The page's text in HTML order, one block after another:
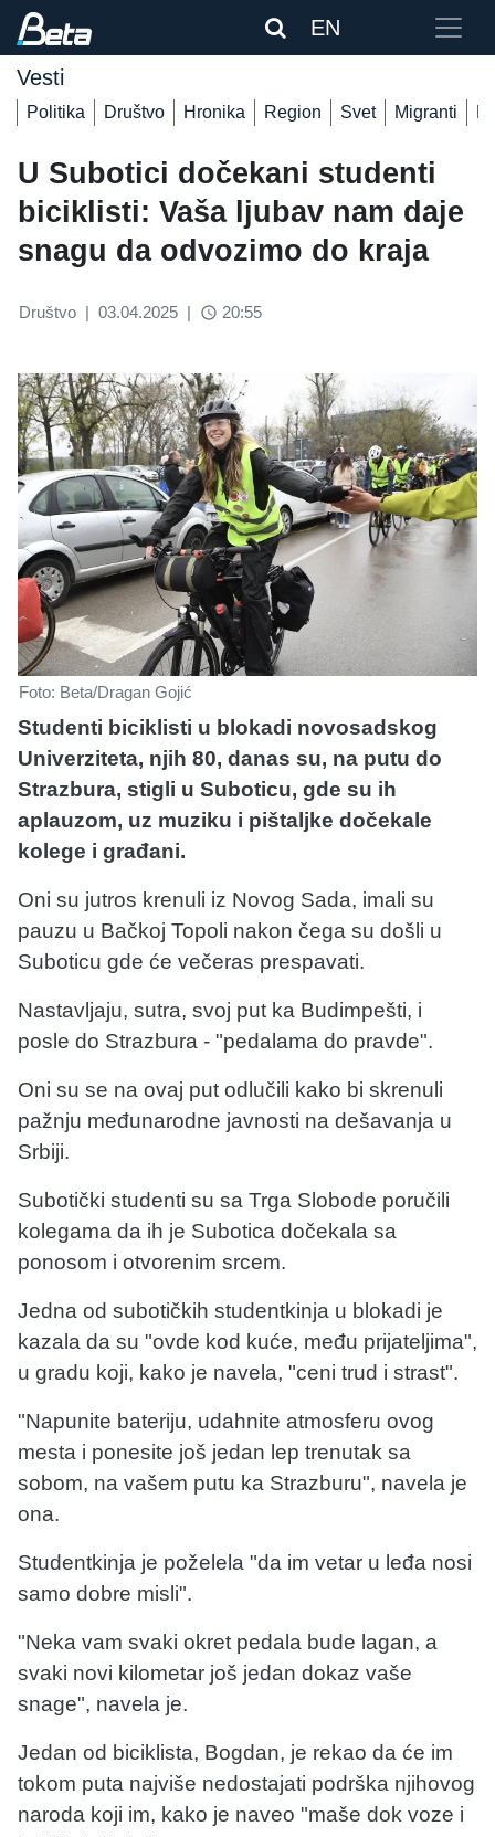
EN
Vesti
Politika Društvo Hronika Region Svet Migranti
U Subotici dočekani studenti
biciklisti: Vaša ljubav nam daje
snagu da odvozimo do kraja
Društvo | 03.04.2025 | access_time 20:55
Foto: Beta/Dragan Gojić
Studenti biciklisti u blokadi novosadskog
Univerziteta, njih 80, danas su, na putu do
Strazbura, stigli u Suboticu, gde su ih
aplauzom, uz muziku i pištaljke dočekale
kolege i građani.
Oni su jutros krenuli iz Novog Sada, imali su
pauzu u Bačkoj Topoli nakon čega su došli u
Suboticu gde će večeras prespavati.
Nastavljaju, sutra, svoj put ka Budimpešti, i
posle do Strazbura - "pedalama do pravde".
Oni su se na ovaj put odlučili kako bi skrenuli
pažnju međunarodne javnosti na dešavanja u
Srbiji.
Subotički studenti su sa Trga Slobode poručili
kolegama da ih je Subotica dočekala sa
ponosom i otvorenim srcem.
Jedna od subotičkih studentkinja u blokadi je
kazala da su "ovde kod kuće, među prijateljima",
u gradu koji, kako je navela, "ceni trud i strast".
"Napunite bateriju, udahnite atmosferu ovog
mesta i ponesite još jedan lep trenutak sa
sobom, na vašem putu ka Strazburu", navela je
ona.
Studentkinja je poželela "da im vetar u leđa nosi
samo dobre misli".
"Neka vam svaki okret pedala bude lagan, a
svaki novi kilometar još jedan dokaz vaše
snage", navela je.
Jedan od biciklista, Bogdan, je rekao da će im
tokom puta najviše nedostajati podrška njihovog
naroda koji im, kako je naveo "maše dok voze i